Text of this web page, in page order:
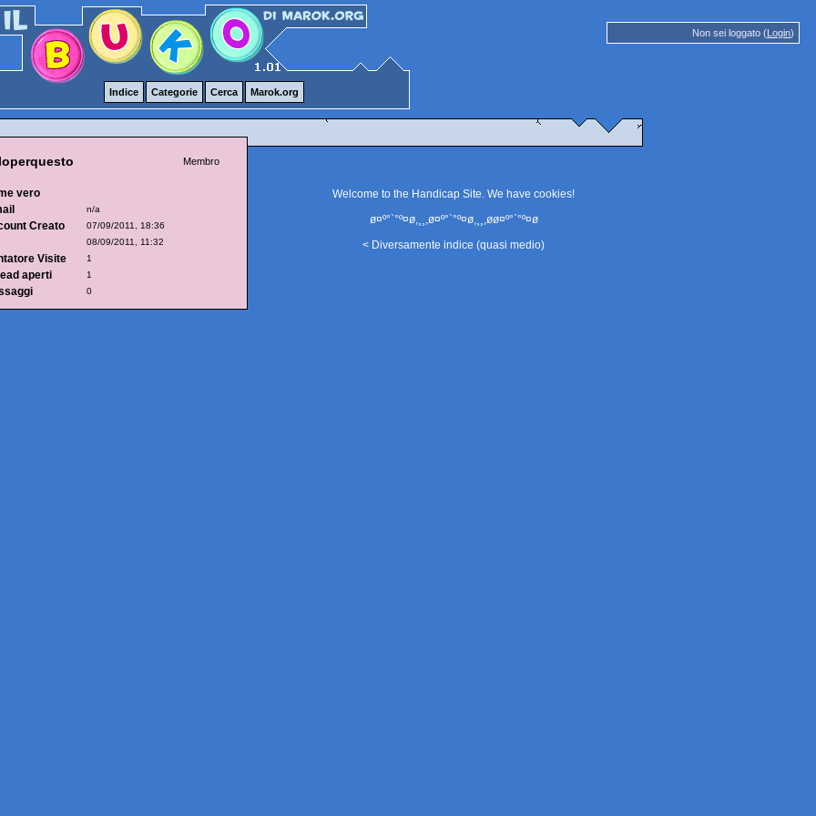
Non sei loggato (Login)
Indice Categorie Cerca Marok.org
Membro
vero
n/a
Creato 07/09/2011, 18:36
08/09/2011, 11:32
Visite 1
aperti 1
0
Welcome to the Handicap Site. We have cookies!
ø¤º°`°º¤ø,¸¸,ø¤º°`°º¤ø,¸¸,øø¤º°`°º¤ø
< Diversamente indice (quasi medio)